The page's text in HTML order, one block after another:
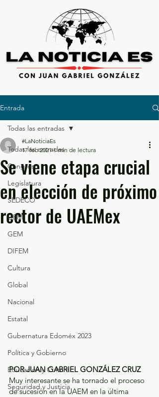
Entrada
Todas las entradas
Congreso
Legislatura
SEDECO
GEM
GEM
DIFEM
Cultura
Global
Nacional
Estatal
Gubernatura Edoméx 2023
Política y Gobierno
Educación y Cultura
Seguridad y Justicia
Todas las entradas
Se viene etapa crucial
en elección de próximo
rector de UAEMex
#LaNoticiaEs
17 feb 2021 1 min de lectura
POR JUAN GABRIEL GONZÁLEZ CRUZ
Muy interesante se ha tornado el proceso
de sucesión en la UAEM en la última